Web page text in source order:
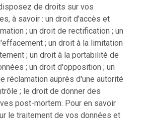
de droits sur vos
à savoir : un droit d'accès et
; un droit de rectification ; un
; un droit à la limitation
; un droit à la portabilité de
; un droit d'opposition ; un
réclamation auprès d'une autorité
; le droit de donner des
post-mortem. Pour en savoir
le traitement de vos données et